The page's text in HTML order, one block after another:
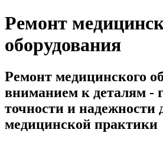
Ремонт
оборудования
Ремонт медицинского
вниманием к деталям -
точности и надежности
медицинской практики